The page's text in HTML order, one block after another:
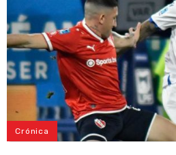
Crónica